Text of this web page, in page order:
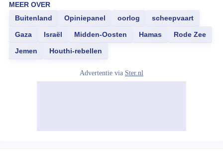
MEER OVER
Buitenland
Opiniepanel oorlog scheepvaart
Gaza Israël Midden-Oosten Hamas Rode Zee
Jemen Houthi-rebellen
Advertentie via Ster.nl